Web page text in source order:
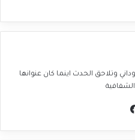
وتلاحق الحدث اينما كان عنوانها